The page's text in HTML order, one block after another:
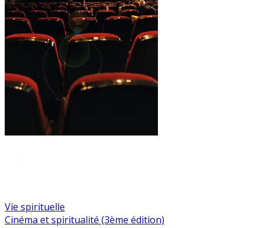
Vie spirituelle
Cinéma et spiritualité (3ème édition)